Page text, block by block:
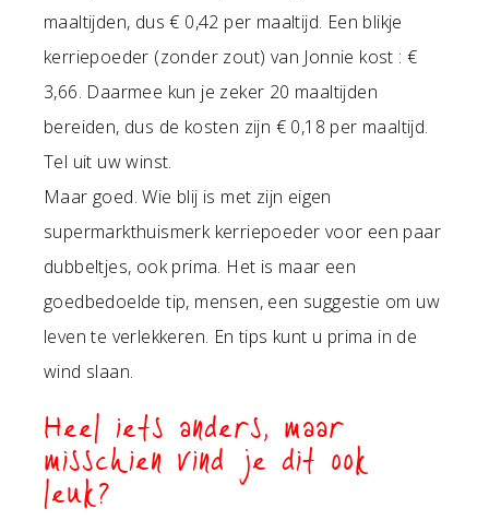
maaltijden, dus € 0,42 per maaltijd. Een blikje
kerriepoeder (zonder zout) van Jonnie kost : €
3,66. Daarmee kun je zeker 20 maaltijden
bereiden, dus de kosten zijn € 0,18 per maaltijd.
Tel uit uw winst.
Maar goed. Wie blij is met zijn eigen
supermarkthuismerk kerriepoeder voor een paar
dubbeltjes, ook prima. Het is maar een
goedbedoelde tip, mensen, een suggestie om uw
leven te verlekkeren. En tips kunt u prima in de
wind slaan.
Heel iets anders, maar
misschien vind je dit ook
leuk?